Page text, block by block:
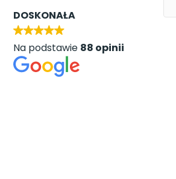
DOSKONAŁA
Na podstawie 88 opinii